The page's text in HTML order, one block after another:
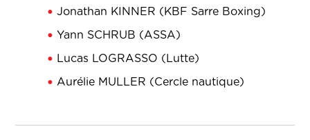
Jonathan KINNER (KBF Sarre Boxing)
Yann SCHRUB (ASSA)
Lucas LOGRASSO (Lutte)
Aurélie MULLER (Cercle nautique)